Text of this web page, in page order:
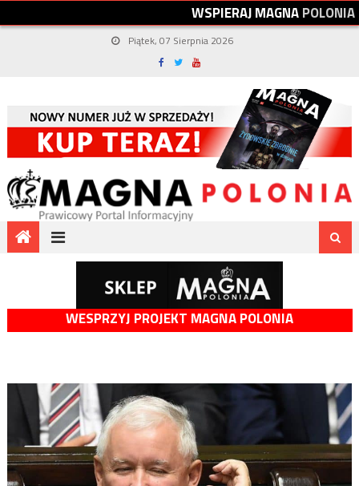
WSPIERAJMAGNAPOLONIA
Piątek, 07 Sierpnia 2026
WESPRZYJ PROJEKT MAGNA POLONIA